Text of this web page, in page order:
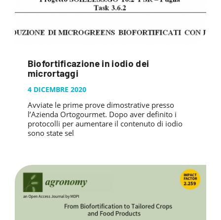
Biofortificazione in iodio dei
micrortaggi
4 DICEMBRE 2020
Avviate le prime prove dimostrative presso
l’Azienda Ortogourmet. Dopo aver definito i
protocolli per aumentare il contenuto di iodio
sono state sel